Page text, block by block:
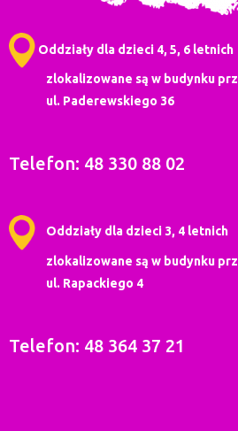
Oddziały dla dzieci 4, 5, 6 letnich
zlokalizowane są w budynku
ul. Paderewskiego 36
Telefon: 48 330 88 02
Oddziały dla dzieci 3, 4 letnich
zlokalizowane są w budynku
ul. Rapackiego 4
Telefon: 48 364 37 21